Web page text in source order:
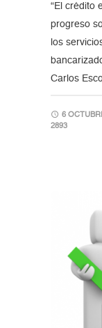
“El crédito
progreso
los
Carlos
6
2893